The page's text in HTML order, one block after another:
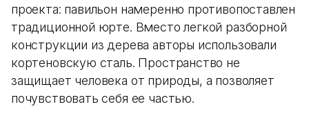
проекта: павильон намеренно противопоставлен
традиционной юрте. Вместо легкой разборной
конструкции из дерева авторы использовали
кортеновскую сталь. Пространство не
защищает человека от природы, а позволяет
почувствовать себя ее частью.